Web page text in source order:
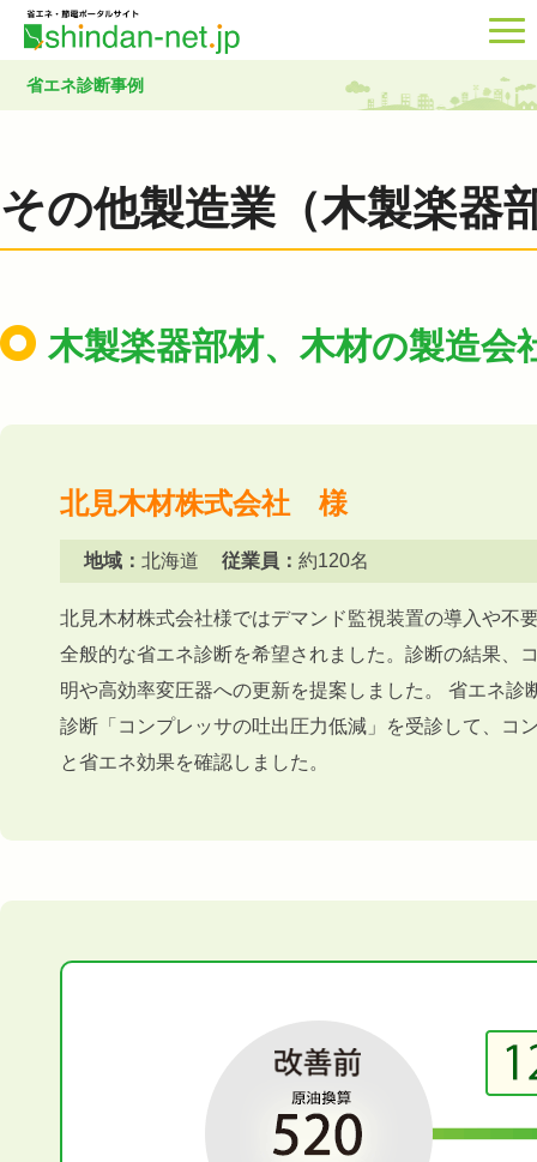
省エネ診断事例
その他製造業（木製楽器
木製楽器部材、木材の製造会
北見木材株式会社 様
地域： 北海道 従業員： 約120名
北見木材株式会社様ではデマンド監視装置の導入や不
全般的な省エネ診断を希望されました。診断の結果、
明や高効率変圧器への更新を提案しました。 省エネ
診断「コンプレッサの吐出圧力低減」を受診して、コ
と省エネ効果を確認しました。